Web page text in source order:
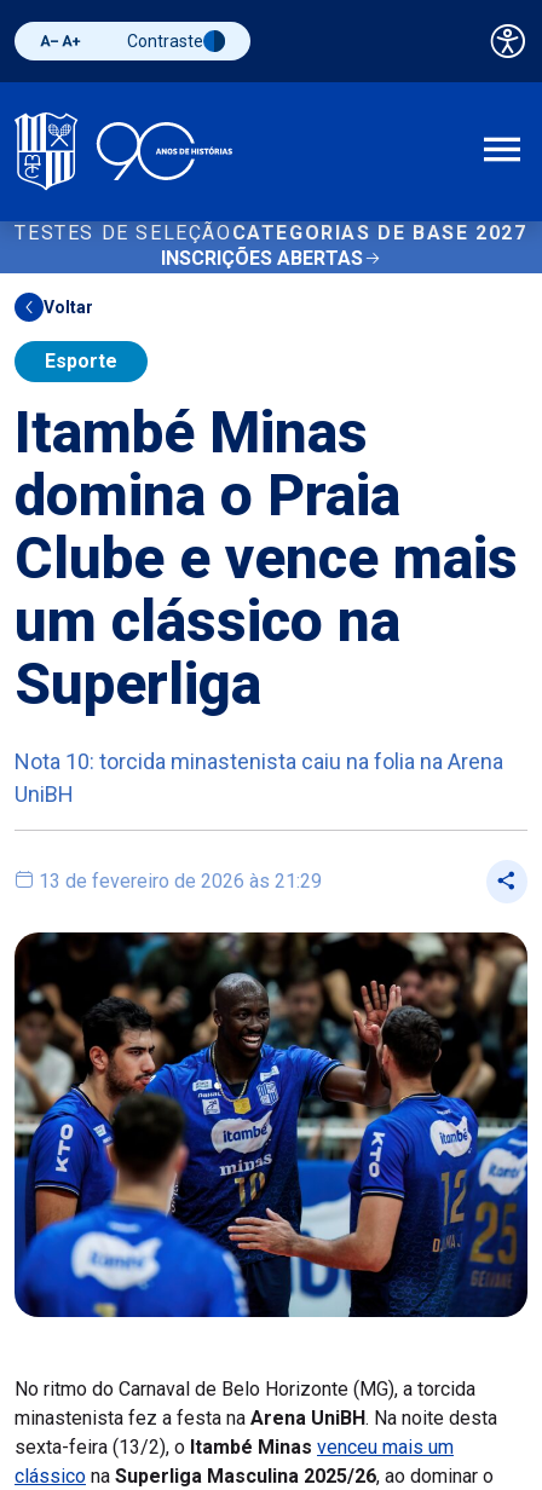
Diminuir fonte
Aumentar fonteAlternar contraste
Contraste
TESTES DE SELEÇÃO CATEGORIAS DE BASE 2027
INSCRIÇÕES ABERTAS
Voltar
Esporte
Itambé Minas
domina o Praia
Clube e vence mais
um clássico na
Superliga
Nota 10: torcida minastenista caiu na folia na Arena
UniBH
13 de fevereiro de 2026 às 21:29
No ritmo do Carnaval de Belo Horizonte (MG), a torcida
minastenista fez a festa na Arena UniBH. Na noite desta
sexta-feira (13/2), o Itambé Minas venceu mais um
clássico na Superliga Masculina 2025/26, ao dominar o